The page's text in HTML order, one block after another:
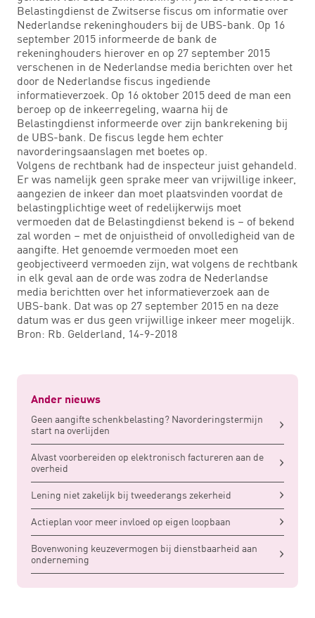
Belastingdienst de Zwitserse fiscus om informatie over
Nederlandse rekeninghouders bij de UBS-bank. Op 16
september 2015 informeerde de bank de
rekeninghouders hierover en op 27 september 2015
verschenen in de Nederlandse media berichten over het
door de Nederlandse fiscus ingediende
informatieverzoek. Op 16 oktober 2015 deed de man een
beroep op de inkeerregeling, waarna hij de
Belastingdienst informeerde over zijn bankrekening bij
de UBS-bank. De fiscus legde hem echter
navorderingsaanslagen met boetes op.
Volgens de rechtbank had de inspecteur juist gehandeld.
Er was namelijk geen sprake meer van vrijwillige inkeer,
aangezien de inkeer dan moet plaatsvinden voordat de
belastingplichtige weet of redelijkerwijs moet
vermoeden dat de Belastingdienst bekend is – of bekend
zal worden – met de onjuistheid of onvolledigheid van de
aangifte. Het genoemde vermoeden moet een
geobjectiveerd vermoeden zijn, wat volgens de rechtbank
in elk geval aan de orde was zodra de Nederlandse
media berichtten over het informatieverzoek aan de
UBS-bank. Dat was op 27 september 2015 en na deze
datum was er dus geen vrijwillige inkeer meer mogelijk.
Bron: Rb. Gelderland, 14-9-2018
Ander nieuws
Geen aangifte schenkbelasting? Navorderingstermijn
start na overlijden
Alvast voorbereiden op elektronisch factureren aan de
overheid
Lening niet zakelijk bij tweederangs zekerheid
Actieplan voor meer invloed op eigen loopbaan
Bovenwoning keuzevermogen bij dienstbaarheid aan
onderneming